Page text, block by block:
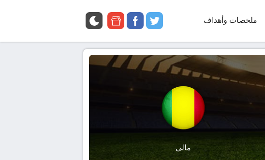
ملخصات وأهداف twitter
facebook
google
مالي